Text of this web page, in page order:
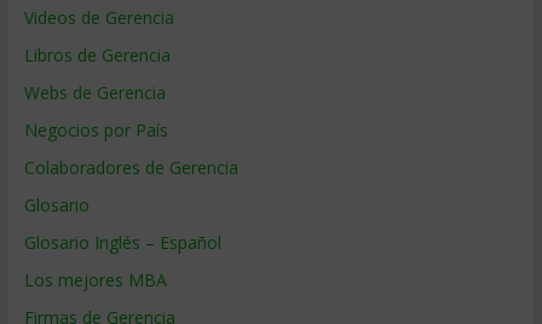
Videos de Gerencia
Libros de Gerencia
Webs de Gerencia
Negocios por País
Colaboradores de Gerencia
Glosario
Glosario Inglés – Español
Los mejores MBA
Firmas de Gerencia